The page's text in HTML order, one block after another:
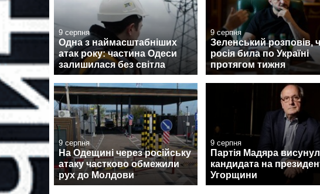
9 серпня
Одна з наймасштабніших
атак року: частина Одеси
залишилася без світла
9 серпня
Зеленський розповів,
росія била по Україні
протягом тижня
9 серпня
На Одещині через російську
атаку частково обмежили
рух до Молдови
9 серпня
Партія Мадяра
кандидата на
Угорщини